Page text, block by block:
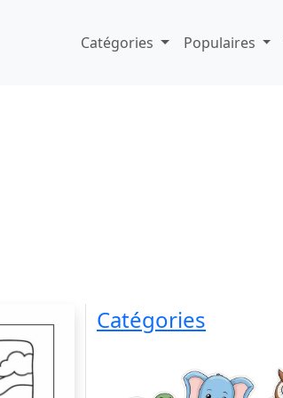
Catégories Populaires
Catégories